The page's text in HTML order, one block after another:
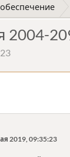
2004-
2019, 09:35:23